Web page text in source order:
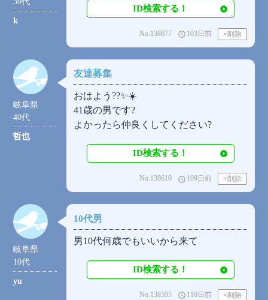
k
ID検索する！
access_time 103日前
No.138677
岐阜県
40代
哲也
友達募集
おはよう??✨☀️
41歳の男です?
よかったら仲良くしてください?
ID検索する！
access_time 109日前
No.138610
岐阜県
10代
yu
10代男
男10代何歳でもいいから来て
ID検索する！
access_time 110日前
No.138595